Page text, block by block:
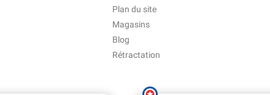
Plan du site
Magasins
Blog
Rétractation